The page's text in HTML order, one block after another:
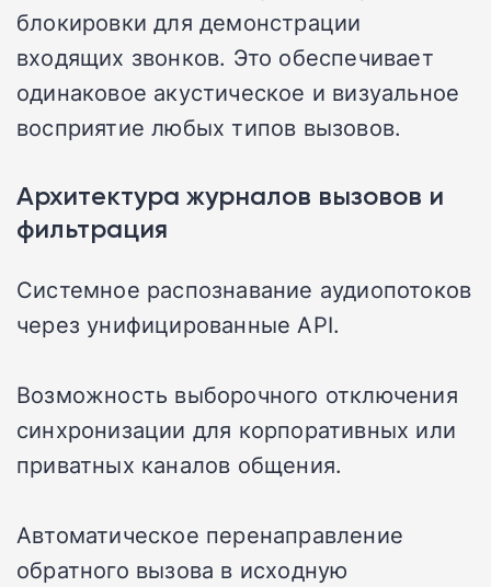
блокировки для демонстрации
входящих звонков. Это обеспечивает
одинаковое акустическое и визуальное
восприятие любых типов вызовов.
Архитектура журналов вызовов и
фильтрация
Системное распознавание аудиопотоков
через унифицированные API.
Возможность выборочного отключения
синхронизации для корпоративных или
приватных каналов общения.
Автоматическое перенаправление
обратного вызова в исходную